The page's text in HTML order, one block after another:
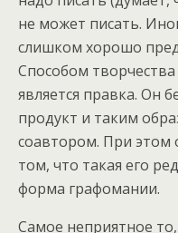
не может писать.
слишком хорошо
Способом
является правка. Он
продукт и таким
соавтором. При этом
том, что такая его
форма графомании.
Самое неприятное